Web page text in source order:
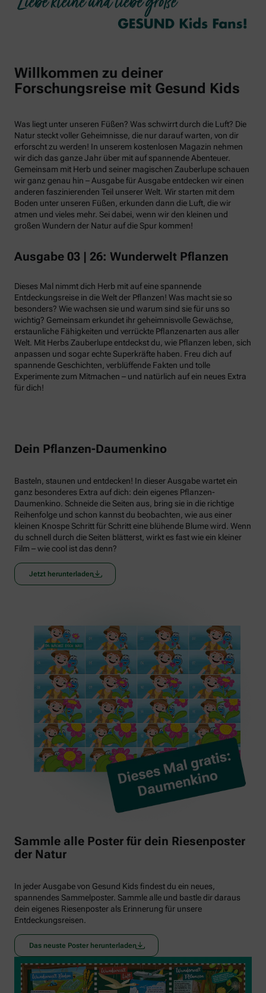
Willkommen zu deiner
Forschungsreise mit Gesund Kids
Was liegt unter unseren Füßen? Was schwirrt durch die Luft? Die
Natur steckt voller Geheimnisse, die nur darauf warten, von dir
erforscht zu werden! In unserem kostenlosen Magazin nehmen
wir dich das ganze Jahr über mit auf spannende Abenteuer.
Gemeinsam mit Herb und seiner magischen Zauberlupe schauen
wir ganz genau hin – Ausgabe für Ausgabe entdecken wir einen
anderen faszinierenden Teil unserer Welt. Wir starten mit dem
Boden unter unseren Füßen, erkunden dann die Luft, die wir
atmen und vieles mehr. Sei dabei, wenn wir den kleinen und
großen Wundern der Natur auf die Spur kommen!
Ausgabe 03 | 26: Wunderwelt Pflanzen
Dieses Mal nimmt dich Herb mit auf eine spannende
Entdeckungsreise in die Welt der Pflanzen! Was macht sie so
besonders? Wie wachsen sie und warum sind sie für uns so
wichtig? Gemeinsam erkundet ihr geheimnisvolle Gewächse,
erstaunliche Fähigkeiten und verrückte Pflanzenarten aus aller
Welt. Mit Herbs Zauberlupe entdeckst du, wie Pflanzen leben, sich
anpassen und sogar echte Superkräfte haben. Freu dich auf
spannende Geschichten, verblüffende Fakten und tolle
Experimente zum Mitmachen – und natürlich auf ein neues Extra
für dich!
Dein Pflanzen-Daumenkino
Basteln, staunen und entdecken! In dieser Ausgabe wartet ein
ganz besonderes Extra auf dich: dein eigenes Pflanzen-
Daumenkino. Schneide die Seiten aus, bring sie in die richtige
Reihenfolge und schon kannst du beobachten, wie aus einer
kleinen Knospe Schritt für Schritt eine blühende Blume wird. Wenn
du schnell durch die Seiten blätterst, wirkt es fast wie ein kleiner
Film – wie cool ist das denn?
Jetzt herunterladen
Sammle alle Poster für dein Riesenposter
der Natur
In jeder Ausgabe von Gesund Kids findest du ein neues,
spannendes Sammelposter. Sammle alle und bastle dir daraus
dein eigenes Riesenposter als Erinnerung für unsere
Entdeckungsreisen.
Das neuste Poster herunterladen